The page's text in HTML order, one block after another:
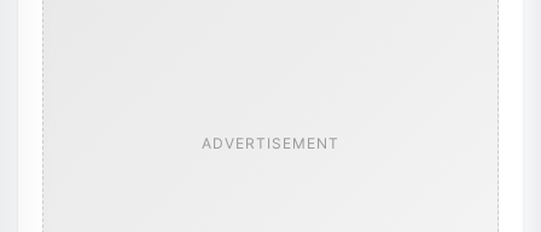
ADVERTISEMENT